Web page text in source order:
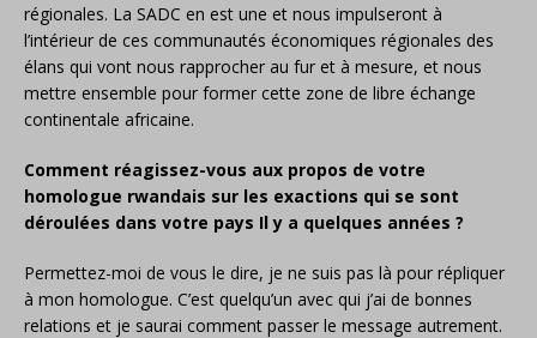
régionales. La SADC en est une et nous impulseront à
l’intérieur de ces communautés économiques régionales des
élans qui vont nous rapprocher au fur et à mesure, et nous
mettre ensemble pour former cette zone de libre échange
continentale africaine.
Comment réagissez-vous aux propos de votre
homologue rwandais sur les exactions qui se sont
déroulées dans votre pays Il y a quelques années ?
Permettez-moi de vous le dire, je ne suis pas là pour répliquer
à mon homologue. C’est quelqu’un avec qui j’ai de bonnes
relations et je saurai comment passer le message autrement.